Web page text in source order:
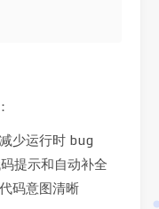
少运行时 bug
提示和自动补全
码意图清晰